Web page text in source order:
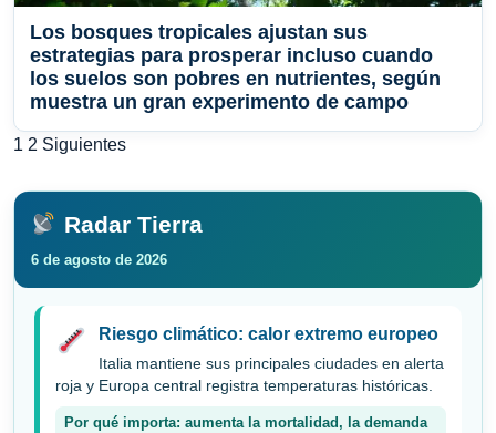
Los bosques tropicales ajustan sus
estrategias para prosperar incluso cuando
los suelos son pobres en nutrientes, según
muestra un gran experimento de campo
Paginación
de
entradas
1 2 Siguientes
Radar Tierra
6 de agosto de 2026
Riesgo climático: calor extremo europeo
Italia mantiene sus principales ciudades en alerta
roja y Europa central registra temperaturas históricas.
Por qué importa: aumenta la mortalidad, la demanda